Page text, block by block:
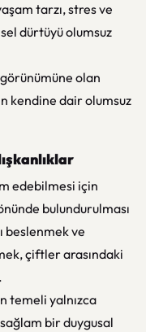
tarzı, stres ve
dürtüyü olumsuz
olan
kendine dair olumsuz
edebilmesi için
bulundurulması
beslenmek ve
çiftler arasındaki
temeli yalnızca
bir duygusal